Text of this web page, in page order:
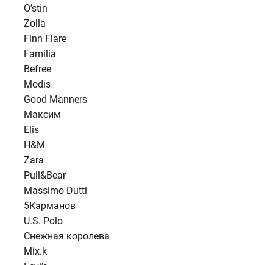
O’stin
Zolla
Finn Flare
Familia
Befree
Modis
Good Manners
Максим
Elis
H&M
Zara
Pull&Bear
Massimo Dutti
5Карманов
U.S. Polo
Снежная королева
Mix.k